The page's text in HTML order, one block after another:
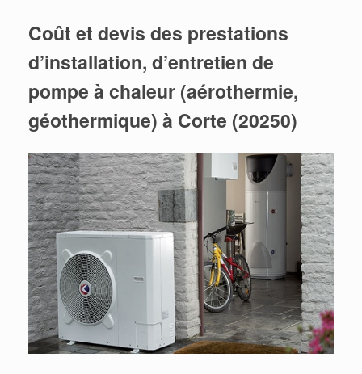
Coût et devis des prestations
d’installation, d’entretien de
pompe à chaleur (aérothermie,
géothermique) à Corte (20250)